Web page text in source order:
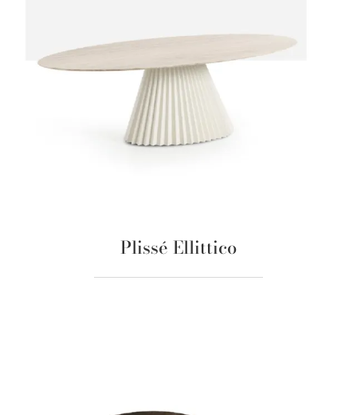
Plissé Ellittico